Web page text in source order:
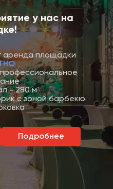
у нас на
аренда площадки
- 280 м²
с зоной барбекю
Подробнее